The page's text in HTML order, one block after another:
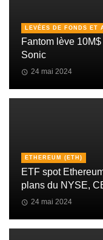
LEVÉES DE FONDS ET
Fantom lève
Sonic
24 mai 2024
ETHEREUM (ETH)
ETF spot
plans du NYSE,
24 mai 2024